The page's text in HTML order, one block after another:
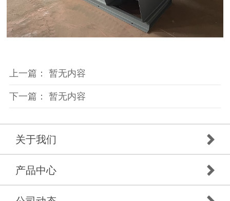
上一篇： 暂无内容
下一篇： 暂无内容
关于我们
产品中心